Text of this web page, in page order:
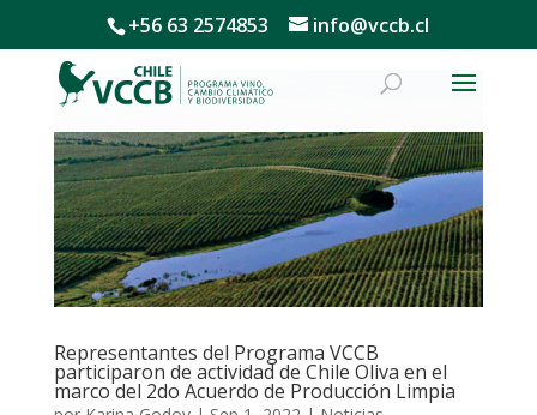
+56 63 2574853 info@vccb.cl
Representantes del Programa VCCB
participaron de actividad de Chile Oliva en el
marco del 2do Acuerdo de Producción Limpia